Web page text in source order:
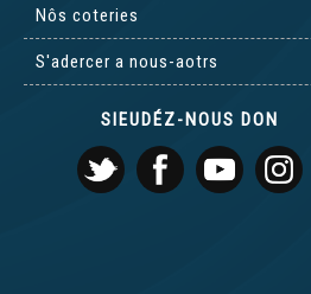
Nôs coteries
S'adercer a nous-aotrs
SIEUDÉZ-NOUS DON